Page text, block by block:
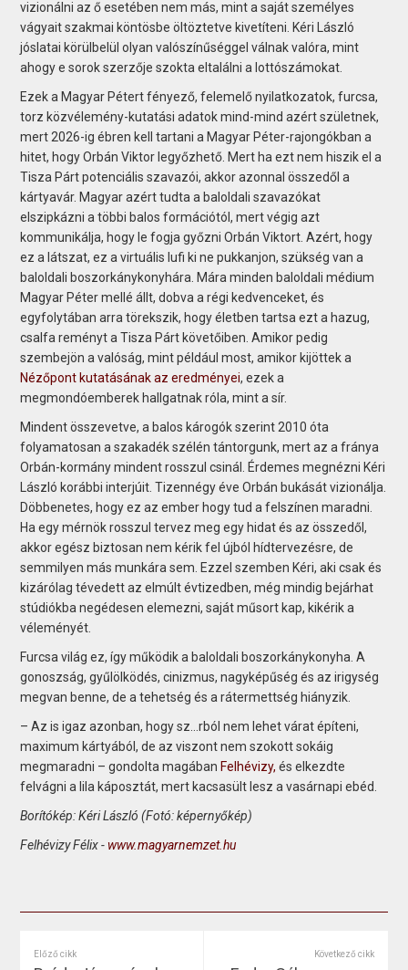
vizionálni az ő esetében nem más, mint a saját személyes
vágyait szakmai köntösbe öltöztetve kivetíteni. Kéri László
jóslatai körülbelül olyan valószínűséggel válnak valóra, mint
ahogy e sorok szerzője szokta eltalálni a lottószámokat.
Ezek a Magyar Pétert fényező, felemelő nyilatkozatok, furcsa,
torz közvélemény-kutatási adatok mind-mind azért születnek,
mert 2026-ig ébren kell tartani a Magyar Péter-rajongókban a
hitet, hogy Orbán Viktor legyőzhető. Mert ha ezt nem hiszik el a
Tisza Párt potenciális szavazói, akkor azonnal összedől a
kártyavár. Magyar azért tudta a baloldali szavazókat
elszipkázni a többi balos formációtól, mert végig azt
kommunikálja, hogy le fogja győzni Orbán Viktort. Azért, hogy
ez a látszat, ez a virtuális lufi ki ne pukkanjon, szükség van a
baloldali boszorkánykonyhára. Mára minden baloldali médium
Magyar Péter mellé állt, dobva a régi kedvenceket, és
egyfolytában arra törekszik, hogy életben tartsa ezt a hazug,
csalfa reményt a Tisza Párt követőiben. Amikor pedig
szembejön a valóság, mint például most, amikor kijöttek a
Nézőpont kutatásának az eredményei, ezek a
megmondóemberek hallgatnak róla, mint a sír.
Mindent összevetve, a balos károgók szerint 2010 óta
folyamatosan a szakadék szélén tántorgunk, mert az a fránya
Orbán-kormány mindent rosszul csinál. Érdemes megnézni Kéri
László korábbi interjúit. Tizennégy éve Orbán bukását vizionálja.
Döbbenetes, hogy ez az ember hogy tud a felszínen maradni.
Ha egy mérnök rosszul tervez meg egy hidat és az összedől,
akkor egész biztosan nem kérik fel újból hídtervezésre, de
semmilyen más munkára sem. Ezzel szemben Kéri, aki csak és
kizárólag tévedett az elmúlt évtizedben, még mindig bejárhat
stúdiókba negédesen elemezni, saját műsort kap, kikérik a
véleményét.
Furcsa világ ez, így működik a baloldali boszorkánykonyha. A
gonoszság, gyűlölködés, cinizmus, nagyképűség és az irigység
megvan benne, de a tehetség és a rátermettség hiányzik.
– Az is igaz azonban, hogy sz…rból nem lehet várat építeni,
maximum kártyából, de az viszont nem szokott sokáig
megmaradni – gondolta magában Felhévizy,és elkezdte
felvágni a lila káposztát, mert kacsasült lesz a vasárnapi ebéd.
Borítókép: Kéri László (Fotó: képernyőkép)
Felhévizy Félix - www.magyarnemzet.hu
Előző cikk Következő cikk